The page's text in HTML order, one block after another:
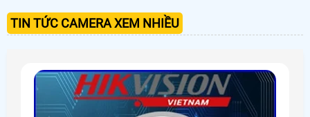
TIN TỨC CAMERA XEM NHIỀU